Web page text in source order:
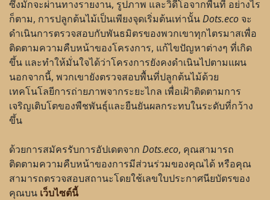
ซึ่งมักจะผ่านทางรายงาน, รูปภาพ และวิดีโอจากพื้นที่ อย่างไร
ก็ตาม, การปลูกต้นไม้เป็นเพียงจุดเริ่มต้นเท่านั้นDots.eco จะ
ดำเนินการตรวจสอบกับพันธมิตรของพวกเขาทุกไตรมาสเพื่อ
ติดตามความคืบหน้าของโครงการ, แก้ไขปัญหาต่างๆ ที่เกิด
ขึ้น และทำให้มั่นใจได้ว่าโครงการยังคงดำเนินไปตามแผน
นอกจากนี้, พวกเขายังตรวจสอบพื้นที่ปลูกต้นไม้ด้วย
เทคโนโลยีการถ่ายภาพจากระยะไกล เพื่อเฝ้าติดตามการ
เจริญเติบโตของพืชพันธุ์และยืนยันผลกระทบในระดับที่กว้าง
ขึ้น
ด้วยการสมัครรับการอัปเดตจาก Dots.eco, คุณสามารถ
ติดตามความคืบหน้าของการมีส่วนร่วมของคุณได้ หรือคุณ
สามารถตรวจสอบสถานะโดยใช้เลขใบประกาศนียบัตรของ
คุณบน เว็บไซต์นี้